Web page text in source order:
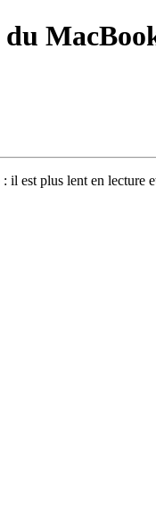
du
est plus lent en lecture